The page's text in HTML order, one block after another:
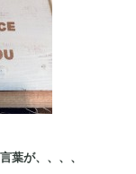
葉が、、、、